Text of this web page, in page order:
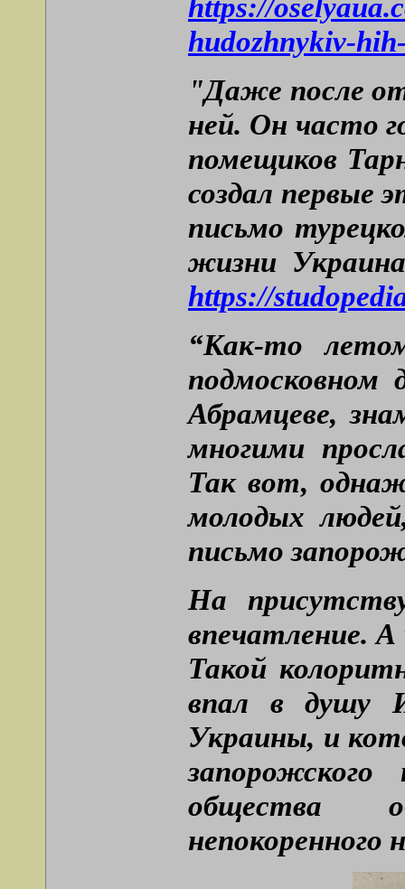
https://
hudozhnykiv-
"Даже после
ней. Он часто
помещиков
создал
письмо
жизни
https://
“Как-то
подмосковном
Абрамцеве,
многими
Так вот,
молодых
письмо
На
впечатление.
Такой
впал в душу
Украины, и
запорожского
общества
непокоренного